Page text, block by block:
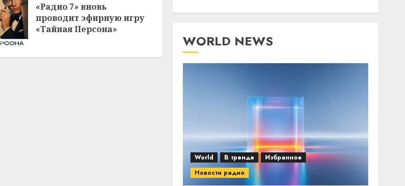
«Радио 7» вновь
проводит эфирную игру
«Тайная Персона»
WORLD NEWS
World В тренде
Избранное
Новости радио